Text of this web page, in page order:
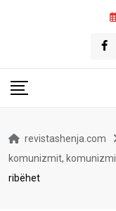
revistashenja.com
komunizmit, komunizmi
ribëhet